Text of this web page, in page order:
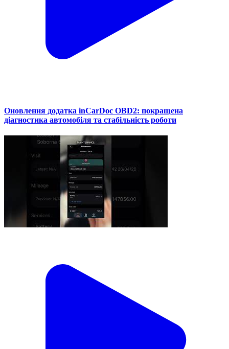
Оновлення додатка inCarDoc OBD2: покращена
діагностика автомобіля та стабільність роботи